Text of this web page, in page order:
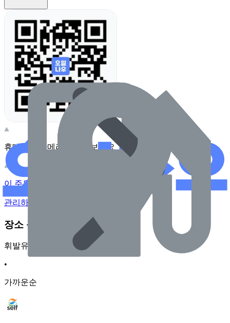
휴대전화 카메라로 찍어보세요
이 주유소의 사장님이신가요?
관리하기
장소 근처 주유소
휘발유
•
가까운순